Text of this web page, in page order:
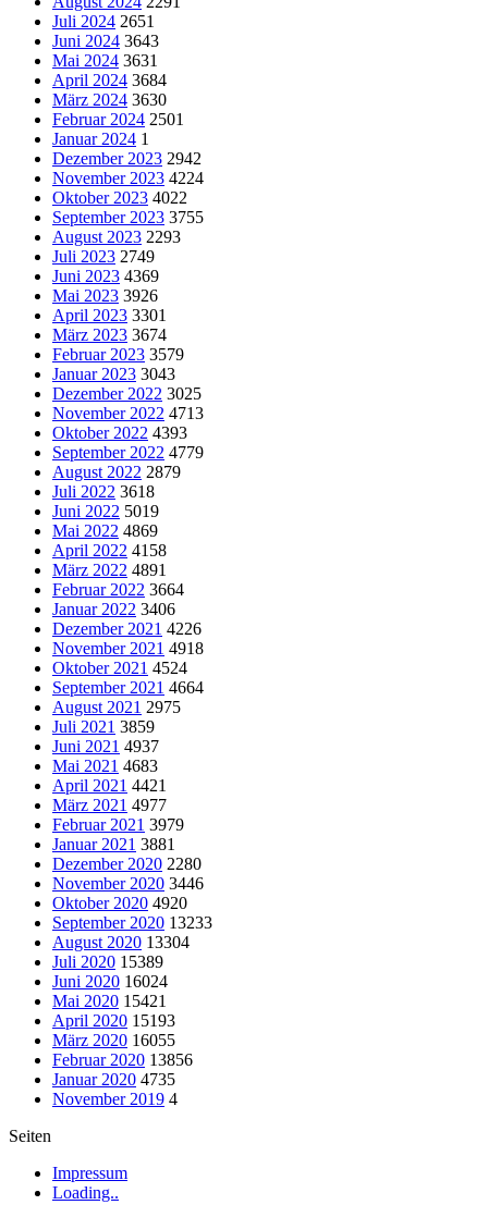
Juli 2024 2651
Juni 2024 3643
Mai 2024 3631
April 2024 3684
März 2024 3630
Februar 2024 2501
Januar 2024 1
Dezember 2023 2942
November 2023 4224
Oktober 2023 4022
September 2023 3755
August 2023 2293
Juli 2023 2749
Juni 2023 4369
Mai 2023 3926
April 2023 3301
März 2023 3674
Februar 2023 3579
Januar 2023 3043
Dezember 2022 3025
November 2022 4713
Oktober 2022 4393
September 2022 4779
August 2022 2879
Juli 2022 3618
Juni 2022 5019
Mai 2022 4869
April 2022 4158
März 2022 4891
Februar 2022 3664
Januar 2022 3406
Dezember 2021 4226
November 2021 4918
Oktober 2021 4524
September 2021 4664
August 2021 2975
Juli 2021 3859
Juni 2021 4937
Mai 2021 4683
April 2021 4421
März 2021 4977
Februar 2021 3979
Januar 2021 3881
Dezember 2020 2280
November 2020 3446
Oktober 2020 4920
September 2020 13233
August 2020 13304
Juli 2020 15389
Juni 2020 16024
Mai 2020 15421
April 2020 15193
März 2020 16055
Februar 2020 13856
Januar 2020 4735
November 2019 4
Seiten
Impressum
Loading..